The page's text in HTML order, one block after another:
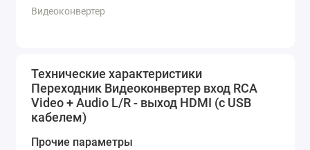
Видеоконвертер
Технические характеристики
Переходник Видеоконвертер вход RCA
Video + Audio L/R - выход HDMI (с USB
кабелем)
Прочие параметры